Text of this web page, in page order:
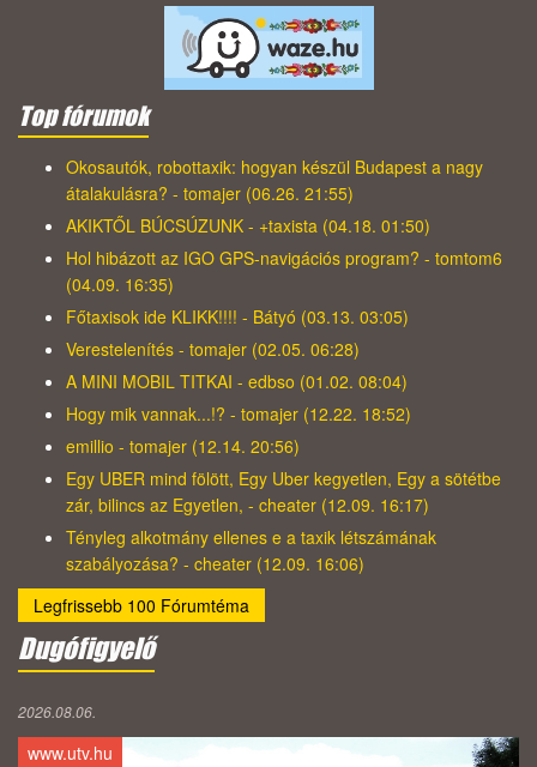
Top fórumok
Okosautók, robottaxik: hogyan készül Budapest a nagy
átalakulásra? - tomajer (06.26. 21:55)
AKIKTŐL BÚCSÚZUNK - +taxista (04.18. 01:50)
Hol hibázott az IGO GPS-navigációs program? - tomtom6
(04.09. 16:35)
Főtaxisok ide KLIKK!!!! - Bátyó (03.13. 03:05)
Verestelenítés - tomajer (02.05. 06:28)
A MINI MOBIL TITKAI - edbso (01.02. 08:04)
Hogy mik vannak...!? - tomajer (12.22. 18:52)
emillio - tomajer (12.14. 20:56)
Egy UBER mind fölött, Egy Uber kegyetlen, Egy a sötétbe
zár, bilincs az Egyetlen, - cheater (12.09. 16:17)
Tényleg alkotmány ellenes e a taxik létszámának
szabályozása? - cheater (12.09. 16:06)
Legfrissebb 100 Fórumtéma
Dugófigyelő
2026.08.06.
www.utv.hu